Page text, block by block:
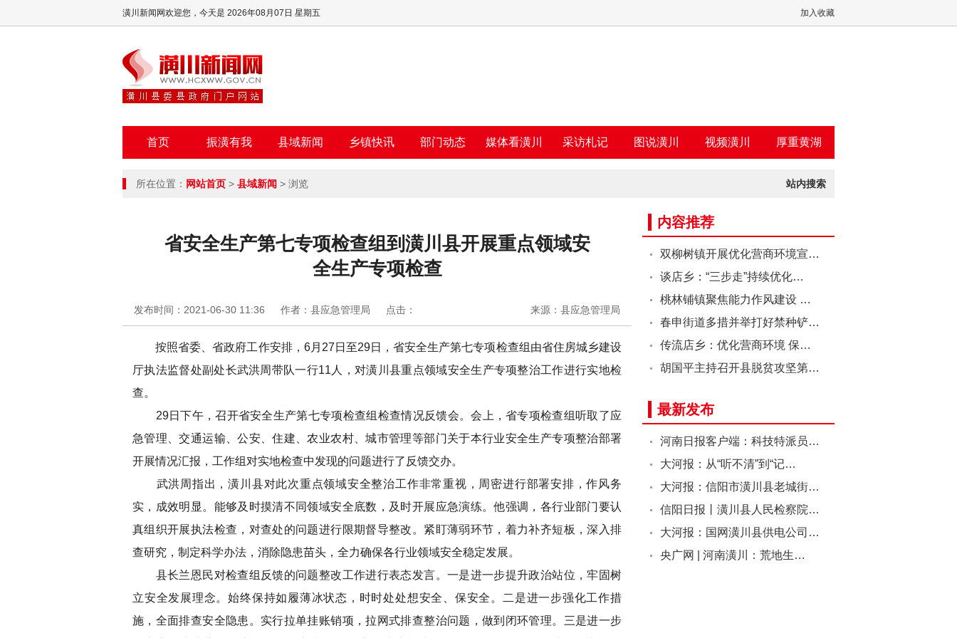
加入收藏
潢川新闻网欢迎您， 今天是 2026年08月07日 星期五
首页 振潢有我 县域新闻 乡镇快讯 部门动态 媒体看潢川 采访札记 图说潢川 视频潢川 厚重黄湖
站内搜索
所在位置： 网站首页 > 县域新闻 > 浏览
省安全生产第七专项检查组到潢川县开展重点领域安
全生产专项检查
来源：县应急管理局
发布时间：2021-06-30 11:36 作者：县应急管理局 点击：
按照省委、省政府工作安排，6月27日至29日，省安全生产第七专项检查组由省住房城乡建设
厅执法监督处副处长武洪周带队一行11人，对潢川县重点领域安全生产专项整治工作进行实地检
查。
29日下午，召开省安全生产第七专项检查组检查情况反馈会。会上，省专项检查组听取了应
急管理、交通运输、公安、住建、农业农村、城市管理等部门关于本行业安全生产专项整治部署
开展情况汇报，工作组对实地检查中发现的问题进行了反馈交办。
武洪周指出，潢川县对此次重点领域安全整治工作非常重视，周密进行部署安排，作风务
实，成效明显。能够及时摸清不同领域安全底数，及时开展应急演练。他强调，各行业部门要认
真组织开展执法检查，对查处的问题进行限期督导整改。紧盯薄弱环节，着力补齐短板，深入排
查研究，制定科学办法，消除隐患苗头，全力确保各行业领域安全稳定发展。
县长兰恩民对检查组反馈的问题整改工作进行表态发言。一是进一步提升政治站位，牢固树
立安全发展理念。始终保持如履薄冰状态，时时处处想安全、保安全。二是进一步强化工作措
施，全面排查安全隐患。实行拉单挂账销项，拉网式排查整治问题，做到闭环管理。三是进一步
内容推荐
双柳树镇开展优化营商环境宣…
谈店乡：“三步走”持续优化…
桃林铺镇聚焦能力作风建设 …
春申街道多措并举打好禁种铲…
传流店乡：优化营商环境 保…
胡国平主持召开县脱贫攻坚第…
最新发布
河南日报客户端：科技特派员…
大河报：从“听不清”到“记…
大河报：信阳市潢川县老城街…
信阳日报丨潢川县人民检察院…
大河报：国网潢川县供电公司…
央广网 | 河南潢川：荒地生…